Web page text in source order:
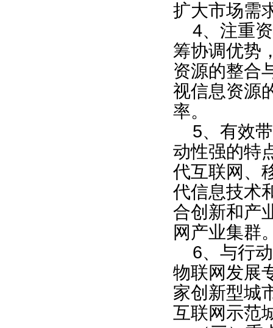
扩大市场需
4、注重
筹协调优势
资源的整合
视信息资源
率。
5、有效
动性强的特
代互联网、
代信息技术
合创新和产
网产业集群
6、与行
物联网发展
家创新型城
互联网示范